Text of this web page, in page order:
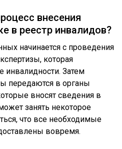
внесения
в реестр инвалидов?
начинается с проведения
которая
инвалидности. Затем
передаются в органы
вносят сведения в
занять некоторое
что все необходимые
вовремя.